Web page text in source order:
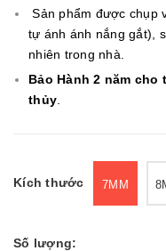
Sản phẩm được chụp
tự ánh ánh nắng gắt),
nhiên trong nhà.
Bảo Hành 2 năm cho
thủy.
Kích thước 7MM
Số lượng: